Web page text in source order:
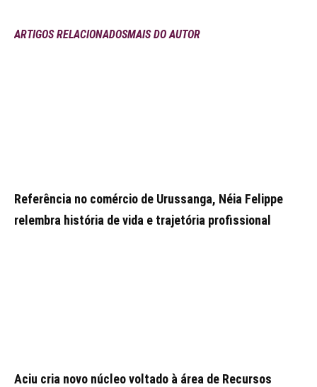
ARTIGOS RELACIONADOSMAIS DO AUTOR
Referência no comércio de Urussanga, Néia Felippe
relembra história de vida e trajetória profissional
Aciu cria novo núcleo voltado à área de Recursos